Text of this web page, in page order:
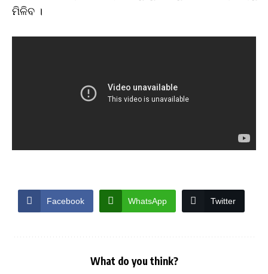
ମିଳିବ ।
Facebook WhatsApp Twitter
What do you think?